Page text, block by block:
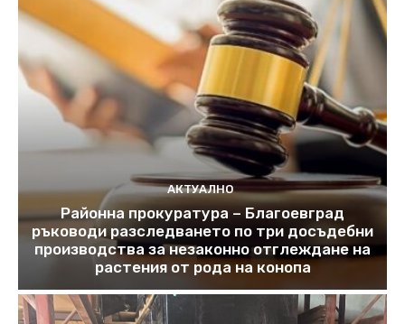
АКТУАЛНО
Районна прокуратура – Благоевград
ръководи разследването по три досъдебни
производства за незаконно отглеждане на
растения от рода на конопа